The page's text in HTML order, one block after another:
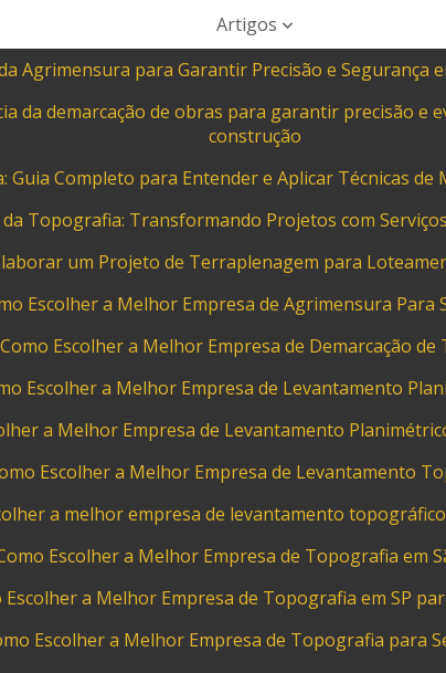
Artigos
Agrimensura para Garantir Precisão e Segurança
da demarcação de obras para garantir precisão e
construção
Guia Completo para Entender e Aplicar Técnicas de
Topografia: Transformando Projetos com
um Projeto de Terraplenagem para
Escolher a Melhor Empresa de Agrimensura Para
Como Escolher a Melhor Empresa de Demarcação de
Escolher a Melhor Empresa de Levantamento
a Melhor Empresa de Levantamento
Escolher a Melhor Empresa de Levantamento
a melhor empresa de levantamento
Escolher a Melhor Empresa de Topografia em
Escolher a Melhor Empresa de Topografia em SP
Escolher a Melhor Empresa de Topografia para